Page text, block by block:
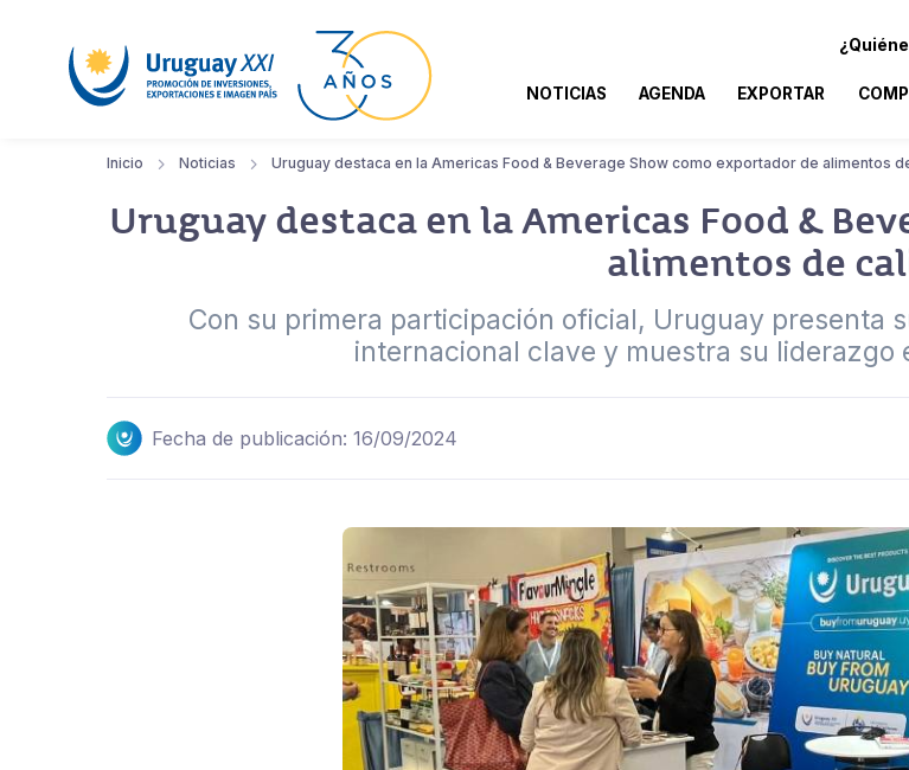
NOTICIAS AGENDA EXPORTAR
Inicio Noticias Uruguay destaca en la Americas Food & Beverage Show como exportador de alimentos
Uruguay destaca en la Americas Food &
alimentos de
Con su primera participación oficial, Uruguay presenta
internacional clave y muestra su liderazgo
Fecha de publicación: 16/09/2024